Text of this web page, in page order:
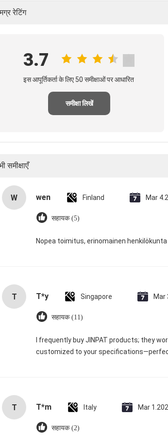
रेटिंग
3.7
इस आपूर्तिकर्ता के लिए 50 समीक्षाओं पर आधारित
समीक्षा लिखें
समीक्षाएँ
W wen Finland Mar
सहायक (5)
Nopea toimitus, erinomainen
T T*y Singapore Mar
सहायक (11)
I frequently buy JINPAT products; they
customized to your
T T*m Italy Mar
सहायक (2)